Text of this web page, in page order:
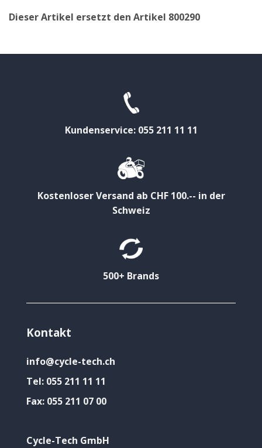
Dieser Artikel ersetzt den Artikel 800290
Kundenservice: 055 211 11 11
Kostenloser Versand ab CHF 100.-- in der
Schweiz
500+ Brands
Kontakt
info@cycle-tech.ch
Tel: 055 211 11 11
Fax: 055 211 07 00
Cycle-Tech GmbH